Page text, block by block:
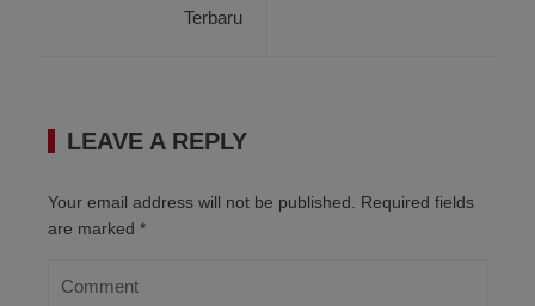
Terbaru
LEAVE A REPLY
Your email address will not be published.
Required fields
are marked *